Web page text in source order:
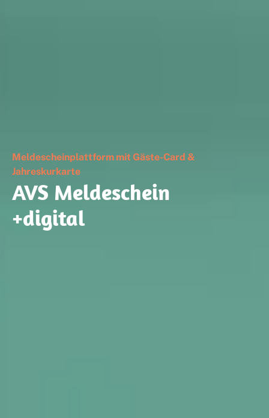
Meldescheinplattform mit Gäste-Card &
Jahreskurkarte
AVS Meldeschein
+digital